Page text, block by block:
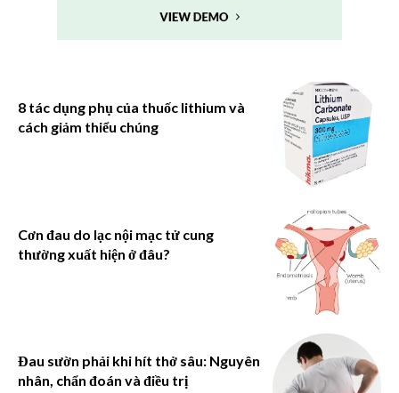
8 tác dụng phụ của thuốc lithium và
cách giảm thiểu chúng
Cơn đau do lạc nội mạc tử cung
thường xuất hiện ở đâu?
Đau sườn phải khi hít thở sâu: Nguyên
nhân, chẩn đoán và điều trị